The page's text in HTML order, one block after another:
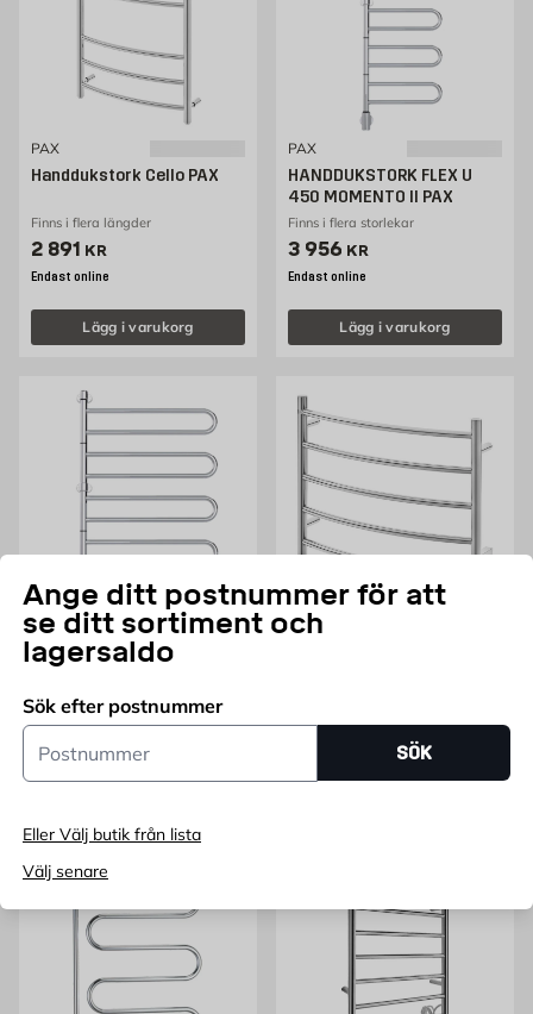
Ange ditt postnummer för att
se ditt sortiment och
lagersaldo
Sök efter postnummer
Postnummer
SÖK
Eller Välj butik från lista
Välj senare
PAX
Handdukstork Cello PAX
Finns i flera längder
Pris 2891 kr
2 891 KR
Endast online
Lägg i varukorg
PAX
HANDDUKSTORK FLEX U
450 MOMENTO II PAX
Finns i flera storlekar
Pris 3956 kr
3 956 KR
Endast online
Lägg i varukorg
PAX
HANDDUKSTORK FLEX U
650 PAX
FRÅN Pris 3479 kr
3 479KR
Endast online
PAX
2 549KR